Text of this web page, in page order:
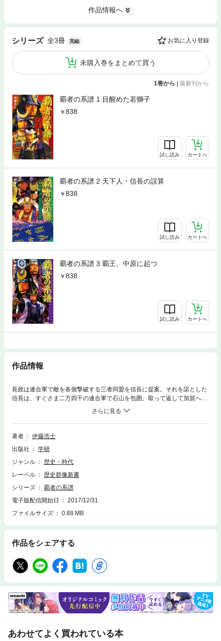
作品情報へ
シリーズ 全3冊 完結 お気に入り登録
未購入巻をまとめて買う
1巻から 最新刊から
覇者の系譜 1 目醒めた若獅子
838
試し読み カートへ
覇者の系譜 2 天下人・信長の誤算
838
試し読み カートへ
覇者の系譜 3 覇王、中原に起つ
838
試し読み カートへ
作品情報
長政は連合軍で敵を各個撃破する三者同盟を信長に提案。それを諾とした
信長は、すぐさま二万四千の連合軍で石山を包囲。取って返して加賀へ侵
入し一向一揆を平定した連合軍は、ついに当代最強の甲斐・武田軍団を迎
え撃つべく天竜川岸へ軍馬を進めた！！
著者
伊藤浩士
出版社
学研
ジャンル
歴史・時代
レーベル
歴史群像新書
シリーズ
覇者の系譜
電子版配信開始日
2017/12/31
ファイルサイズ
0.88 MB
作品をシェアする
あわせてよく買われている本